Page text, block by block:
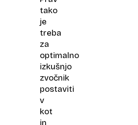
tako
je
treba
za
optimalno
izkušnjo
zvočnik
postaviti
v
kot
in